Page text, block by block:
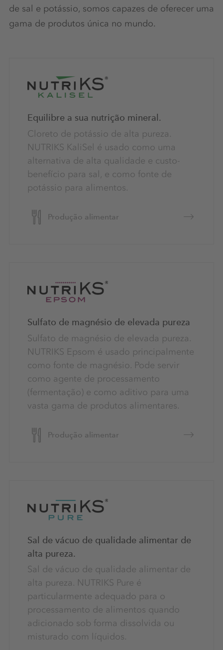
de sal e potássio, somos capazes de oferecer uma
gama de produtos única no mundo.
Equilibre a sua nutrição mineral.
Cloreto de potássio de alta pureza.
NUTRIKS KaliSel é usado como uma
alternativa de alta qualidade e custo-
benefício para sal, e como fonte de
potássio para alimentos.
Produção alimentar
Sulfato de magnésio de elevada pureza
Sulfato de magnésio de elevada pureza.
NUTRIKS Epsom é usado principalmente
como fonte de magnésio. Pode servir
como agente de processamento
(fermentação) e como aditivo para uma
vasta gama de produtos alimentares.
Produção alimentar
Sal de vácuo de qualidade alimentar de
alta pureza.
Sal de vácuo de qualidade alimentar de
alta pureza. NUTRIKS Pure é
particularmente adequado para o
processamento de alimentos quando
adicionado sob forma dissolvida ou
misturado com líquidos.